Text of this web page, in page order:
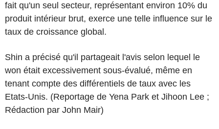
fait qu'un seul secteur, représentant environ 10% du
produit intérieur brut, exerce une telle influence sur le
taux de croissance global.
Shin a précisé qu'il partageait l'avis selon lequel le
won était excessivement sous-évalué, même en
tenant compte des différentiels de taux avec les
Etats-Unis. (Reportage de Yena Park et Jihoon Lee ;
Rédaction par John Mair)